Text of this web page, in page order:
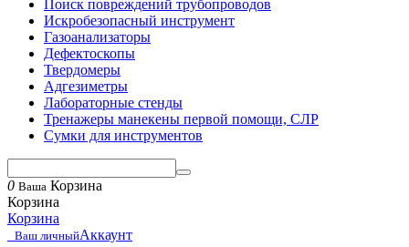
Поиск повреждений трубопроводов
Искробезопасный инструмент
Газоанализаторы
Дефектоскопы
Твердомеры
Адгезиметры
Лабораторные стенды
Тренажеры манекены первой помощи, СЛР
Сумки для инструментов
0 Ваша Корзина
Корзина
Корзина
Ваш личныйАккаунт